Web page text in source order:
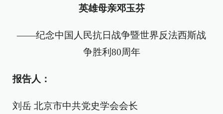
英雄母亲邓玉芬
——纪念中国人民抗日战争暨世界反法西斯战
争胜利80周年
报告人：
刘岳 北京市中共党史学会会长